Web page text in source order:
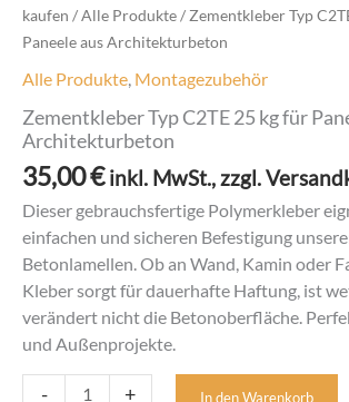
kaufen /Alle Produkte/ Zementkleber Typ
Paneele aus Architekturbeton
Alle Produkte, Montagezubehör
Zementkleber Typ C2TE 25 kg für
Architekturbeton
35,00€ inkl. MwSt., zzgl.
Dieser gebrauchsfertige Polymerkleber
einfachen und sicheren Befestigung
Betonlamellen. Ob an Wand, Kamin oder
Kleber sorgt für dauerhafte Haftung, ist
verändert nicht die Betonoberfläche.
und Außenprojekte.
-
Zementkleber + In den Warenkorb